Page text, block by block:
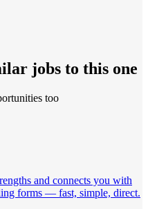
jobs to this one
too
and connects you with
forms — fast, simple, direct.